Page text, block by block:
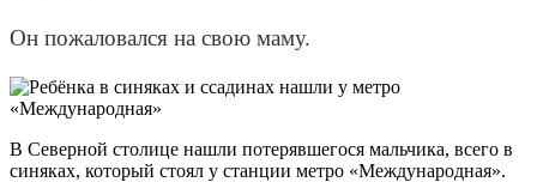
Он пожаловался на свою маму.
В Северной столице нашли потерявшегося мальчика, всего в
синяках, который стоял у станции метро «Международная».